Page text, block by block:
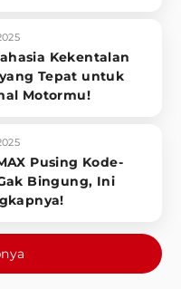
Kekentalan
Tepat untuk
Motormu!
Pusing Kode-
Bingung, Ini